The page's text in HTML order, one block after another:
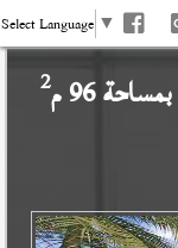
Select Language ▼
بمساحة 96 م 2